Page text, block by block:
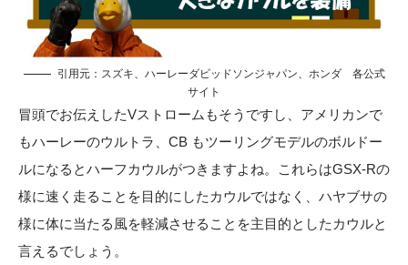
引用元： スズキ、ハーレーダビッドソンジャパン、 ホンダ各公式
サイト
冒頭でお伝えしたVストロームもそうですし、アメリカンで
もハーレーのウルトラ、CB もツーリングモデルのボルドー
ルになるとハーフカウルがつきますよね。これらはGSX-Rの
様に速く走ることを目的にしたカウルではなく、ハヤブサの
様に体に当たる風を軽減させることを主目的としたカウルと
言えるでしょう。